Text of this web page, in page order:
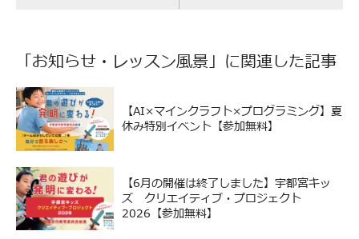
「お知らせ ・ レッスン風景」に関連した記事
【AI×マインクラフト×プログラミング】夏
休み特別イベント【参加無料】
【6月の開催は終了しました】宇都宮キッ
ズ クリエイティブ・プロジェクト
2026【参加無料】